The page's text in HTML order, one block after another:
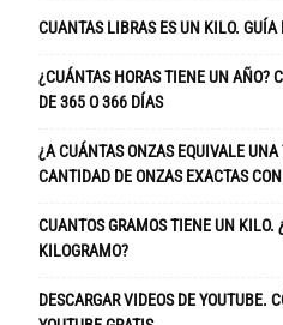
CUANTAS LIBRAS ES UN KILO.
¿CUÁNTAS HORAS TIENE UN AÑO?
DE 365 O 366 DÍAS
¿A CUÁNTAS ONZAS EQUIVALE
CANTIDAD DE ONZAS EXACTAS
CUANTOS GRAMOS TIENE UN KILO.
KILOGRAMO?
DESCARGAR VIDEOS DE YOUTUBE.